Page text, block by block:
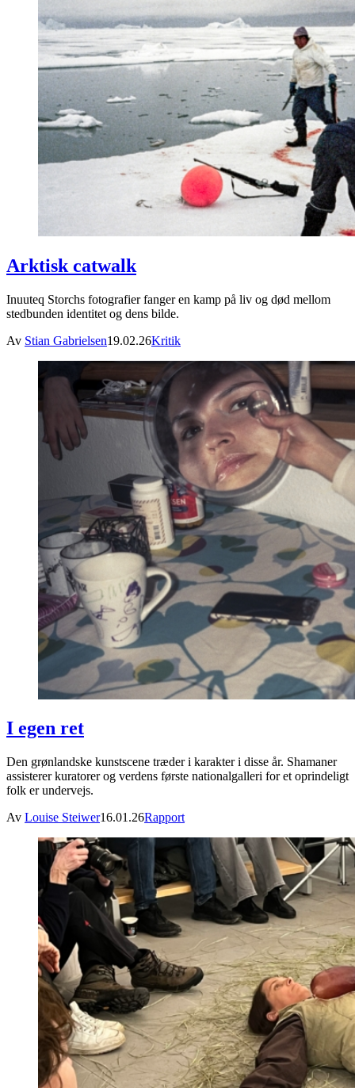
Arktisk catwalk
Inuuteq Storchs fotografier fanger en kamp på liv og død mellom
stedbunden identitet og dens bilde.
Av Stian Gabrielsen19.02.26Kritik
I egen ret
Den grønlandske kunstscene træder i karakter i disse år. Shamaner
assisterer kuratorer og verdens første nationalgalleri for et oprindeligt
folk er undervejs.
Av Louise Steiwer16.01.26Rapport